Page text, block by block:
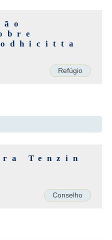
Refúgio
Tenzin
Conselho